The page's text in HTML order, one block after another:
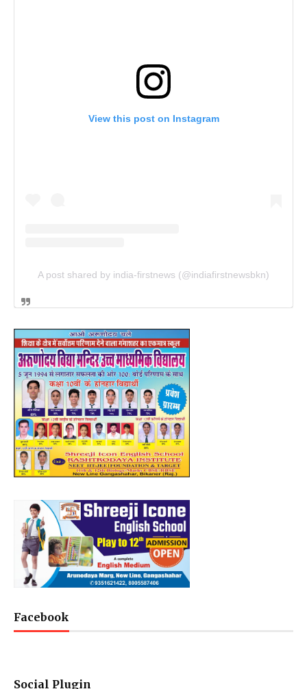
View this post on Instagram
A post shared by india-firstnews (@indiafirstnewsbkn)
Facebook
Social Plugin